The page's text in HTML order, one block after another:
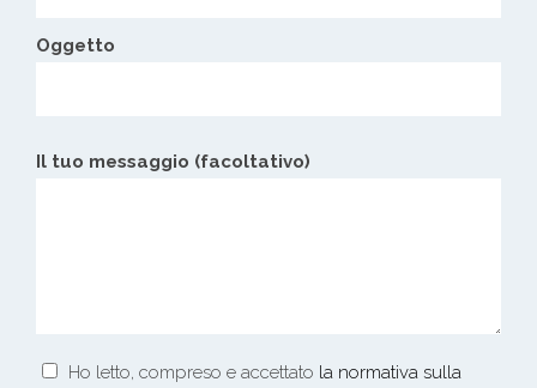
Oggetto
Il tuo messaggio (facoltativo)
Ho letto, compreso e accettato la normativa sulla